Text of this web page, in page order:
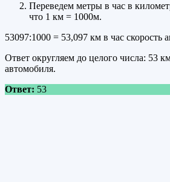
Переведем метры в час в
что 1 км = 1000м.
53097:1000 = 53,097 км в час скорость
Ответ округляем до целого числа: 53
автомобиля.
Ответ: 53